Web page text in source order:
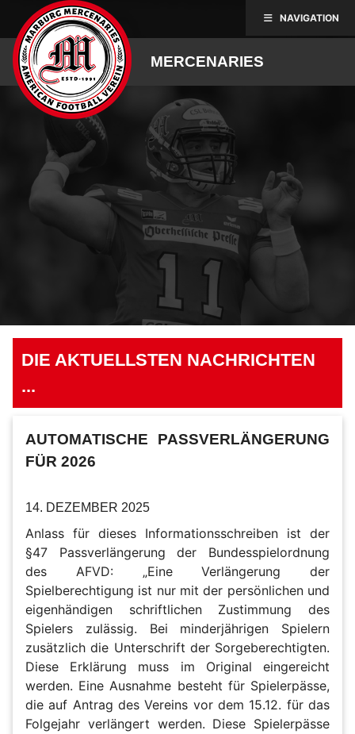
content
MERCENARIES
DIE AKTUELLSTEN NACHRICHTEN
...
AUTOMATISCHE PASSVERLÄNGERUNG
FÜR 2026
14. DEZEMBER 2025
Anlass für dieses Informationsschreiben ist der
§47 Passverlängerung der Bundesspielordnung
des AFVD: „Eine Verlängerung der
Spielberechtigung ist nur mit der persönlichen und
eigenhändigen schriftlichen Zustimmung des
Spielers zulässig. Bei minderjährigen Spielern
zusätzlich die Unterschrift der Sorgeberechtigten.
Diese Erklärung muss im Original eingereicht
werden. Eine Ausnahme besteht für Spielerpässe,
die auf Antrag des Vereins vor dem 15.12. für das
Folgejahr verlängert werden. Diese Spielerpässe
NAVIGATION